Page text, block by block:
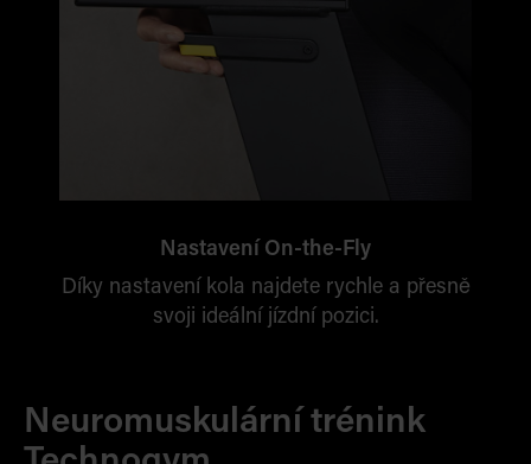
Nastavení On-the-Fly
Díky nastavení kola najdete rychle a přesně
svoji ideální jízdní pozici.
Neuromuskulární trénink